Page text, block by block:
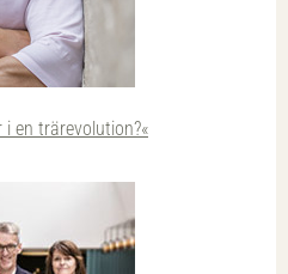
en trärevolution?«